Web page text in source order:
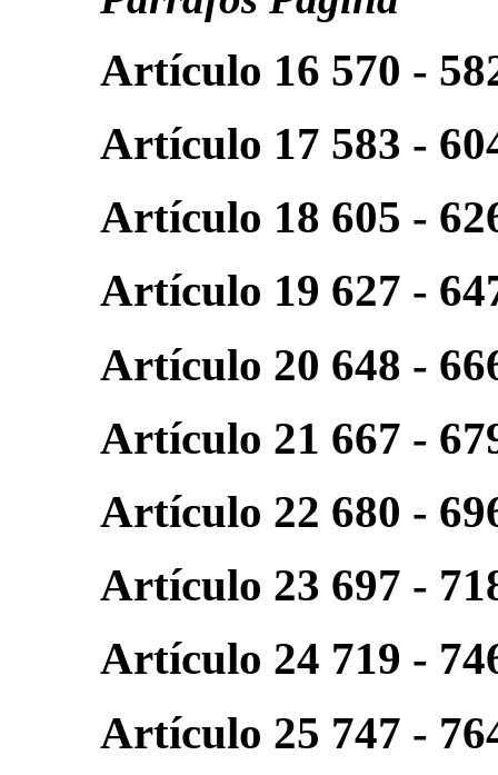
Artículo 16 570 -
Artículo 17 583 -
Artículo 18 605 -
Artículo 19 627 -
Artículo 20 648 -
Artículo 21 667 -
Artículo 22 680 -
Artículo 23 697 -
Artículo 24 719 -
Artículo 25 747 -